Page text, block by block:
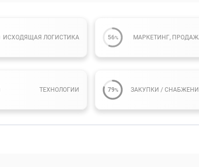
ИСХОДЯЩАЯ ЛОГИСТИКА 56% МАРКЕТИНГ,
ТЕХНОЛОГИИ 79% ЗАКУПКИ /